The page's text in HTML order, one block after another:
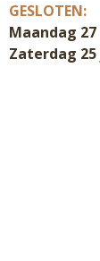
GESLOTEN:
Maandag
Zaterdag